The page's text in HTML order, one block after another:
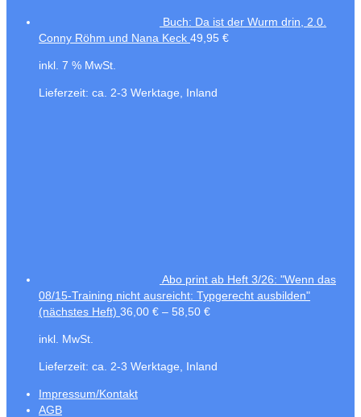
Buch: Da ist der Wurm drin, 2.0.
Conny Röhm und Nana Keck 49,95 €
inkl. 7 % MwSt.
Lieferzeit: ca. 2-3 Werktage, Inland
Abo print ab Heft 3/26: "Wenn das
08/15-Training nicht ausreicht: Typgerecht ausbilden"
(nächstes Heft) 36,00 € – 58,50 €
inkl. MwSt.
Lieferzeit: ca. 2-3 Werktage, Inland
Impressum/Kontakt
AGB